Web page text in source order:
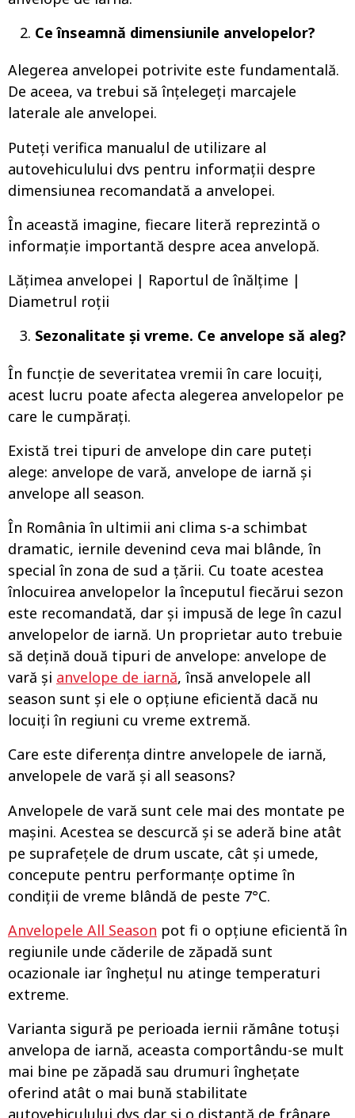
Ce înseamnă dimensiunile anvelopelor?
Alegerea anvelopei potrivite este fundamentală.
De aceea, va trebui să înțelegeți marcajele
laterale ale anvelopei.
Puteți verifica manualul de utilizare al
autovehiculului dvs pentru informații despre
dimensiunea recomandată a anvelopei.
În această imagine, fiecare literă reprezintă o
informație importantă despre acea anvelopă.
Lățimea anvelopei | Raportul de înălțime |
Diametrul roții
Sezonalitate și vreme. Ce anvelope să aleg?
În funcție de severitatea vremii în care locuiți,
acest lucru poate afecta alegerea anvelopelor pe
care le cumpărați.
Există trei tipuri de anvelope din care puteți
alege: anvelope de vară, anvelope de iarnă și
anvelope all season.
În România în ultimii ani clima s-a schimbat
dramatic, iernile devenind ceva mai blânde, în
special în zona de sud a țării. Cu toate acestea
înlocuirea anvelopelor la începutul fiecărui sezon
este recomandată, dar și impusă de lege în cazul
anvelopelor de iarnă. Un proprietar auto trebuie
să dețină două tipuri de anvelope: anvelope de
vară și anvelope de iarnă, însă anvelopele all
season sunt și ele o opțiune eficientă dacă nu
locuiți în regiuni cu vreme extremă.
Care este diferența dintre anvelopele de iarnă,
anvelopele de vară și all seasons?
Anvelopele de vară sunt cele mai des montate pe
mașini. Acestea se descurcă și se aderă bine atât
pe suprafețele de drum uscate, cât și umede,
concepute pentru performanțe optime în
condiții de vreme blândă de peste 7°C.
Anvelopele All Season pot fi o opțiune eficientă în
regiunile unde căderile de zăpadă sunt
ocazionale iar înghețul nu atinge temperaturi
extreme.
Varianta sigură pe perioada iernii rămâne totuși
anvelopa de iarnă, aceasta comportându-se mult
mai bine pe zăpadă sau drumuri înghețate
oferind atât o mai bună stabilitate